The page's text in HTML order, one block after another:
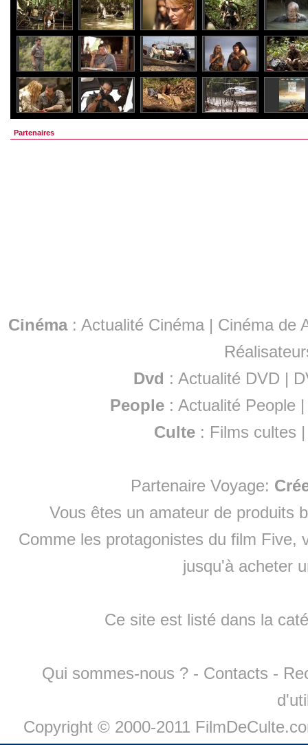
Partenaires
Cinéma: Actualité Cinéma | Cinéma de
Dvd : Actualité DVD |
People :Actualité People
Culte : Films cultes
Partenaire Voyage:
Vous êtes un amateur de produits
Comme les protagonistes du film Five,
jusqu'à acheter
Ce site est listé dans la
Qui sommes-nous ? - Contacts -
Copyright © 2000-2011